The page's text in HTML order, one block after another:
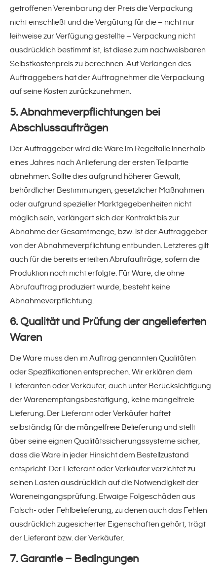
coolPACK(!)
Sonstiges Verpackungsmaterial
Begleitpapiertaschen
organicFILL(!)
Stretchfolien
smart(!)-stretch
Hand- & Maschinenstretchfolie
cosy(!)-stretch
Bündelstretchfolie
Mini-Stretchfolie
ventiLITE(!) »
ventiLITE(!) air
ventiLITE(!) florette
ventiLITE(!) BASIC, POWER und
SUPERPOWER
proTYRE(!) - Reifenstretchfolie für
Schutz und sicheren Transport
proFOOD(!)-stretch
recyCLONE(!)
profit(!)-stretch
getroffenen Vereinbarung der Preis die Verpackung
nicht einschließt und die Vergütung für die – nicht nur
leihweise zur Verfügung gestellte – Verpackung nicht
ausdrücklich bestimmt ist, ist diese zum nachweisbaren
Selbstkostenpreis zu berechnen. Auf Verlangen des
Auftraggebers hat der Auftragnehmer die Verpackung
auf seine Kosten zurückzunehmen.
5. Abnahmeverpflichtungen bei
Abschlussaufträgen
Der Auftraggeber wird die Ware im Regelfalle innerhalb
eines Jahres nach Anlieferung der ersten Teilpartie
abnehmen. Sollte dies aufgrund höherer Gewalt,
behördlicher Bestimmungen, gesetzlicher Maßnahmen
oder aufgrund spezieller Marktgegebenheiten nicht
möglich sein, verlängert sich der Kontrakt bis zur
Abnahme der Gesamtmenge, bzw. ist der Auftraggeber
von der Abnahmeverpflichtung entbunden. Letzteres gilt
auch für die bereits erteilten Abrufaufträge, sofern die
Produktion noch nicht erfolgte. Für Ware, die ohne
Abrufauftrag produziert wurde, besteht keine
Abnahmeverpflichtung.
6. Qualität und Prüfung der angelieferten
Waren
Die Ware muss den im Auftrag genannten Qualitäten
oder Spezifikationen entsprechen. Wir erklären dem
Lieferanten oder Verkäufer, auch unter Berücksichtigung
der Warenempfangsbestätigung, keine mängelfreie
Lieferung. Der Lieferant oder Verkäufer haftet
selbständig für die mängelfreie Belieferung und stellt
über seine eignen Qualitätssicherungssysteme sicher,
dass die Ware in jeder Hinsicht dem Bestellzustand
entspricht. Der Lieferant oder Verkäufer verzichtet zu
seinen Lasten ausdrücklich auf die Notwendigkeit der
Wareneingangsprüfung. Etwaige Folgeschäden aus
Falsch- oder Fehlbelieferung, zu denen auch das Fehlen
ausdrücklich zugesicherter Eigenschaften gehört, trägt
der Lieferant bzw. der Verkäufer.
7. Garantie – Bedingungen